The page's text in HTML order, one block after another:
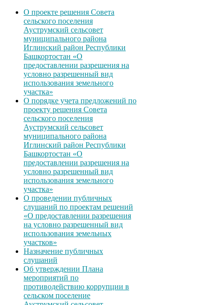
О проекте решения Совета
сельского поселения
Ауструмский сельсовет
муниципального района
Иглинский район Республики
Башкортостан «О
предоставлении разрешения на
условно разрешенный вид
использования земельного
участка»
О порядке учета предложений по
проекту решения Совета
сельского поселения
Ауструмский сельсовет
муниципального района
Иглинский район Республики
Башкортостан «О
предоставлении разрешения на
условно разрешенный вид
использования земельного
участка»
О проведении публичных
слушаний по проектам решений
«О предоставлении разрешения
на условно разрешенный вид
использования земельных
участков»
Назначение публичных
слушаний
Об утверждении Плана
мероприятий по
противодействию коррупции в
сельском поселение